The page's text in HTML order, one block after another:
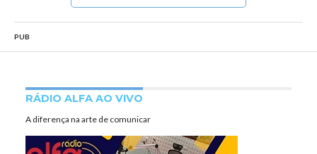
PUB
RÁDIO ALFA AO VIVO
A diferença na arte de comunicar